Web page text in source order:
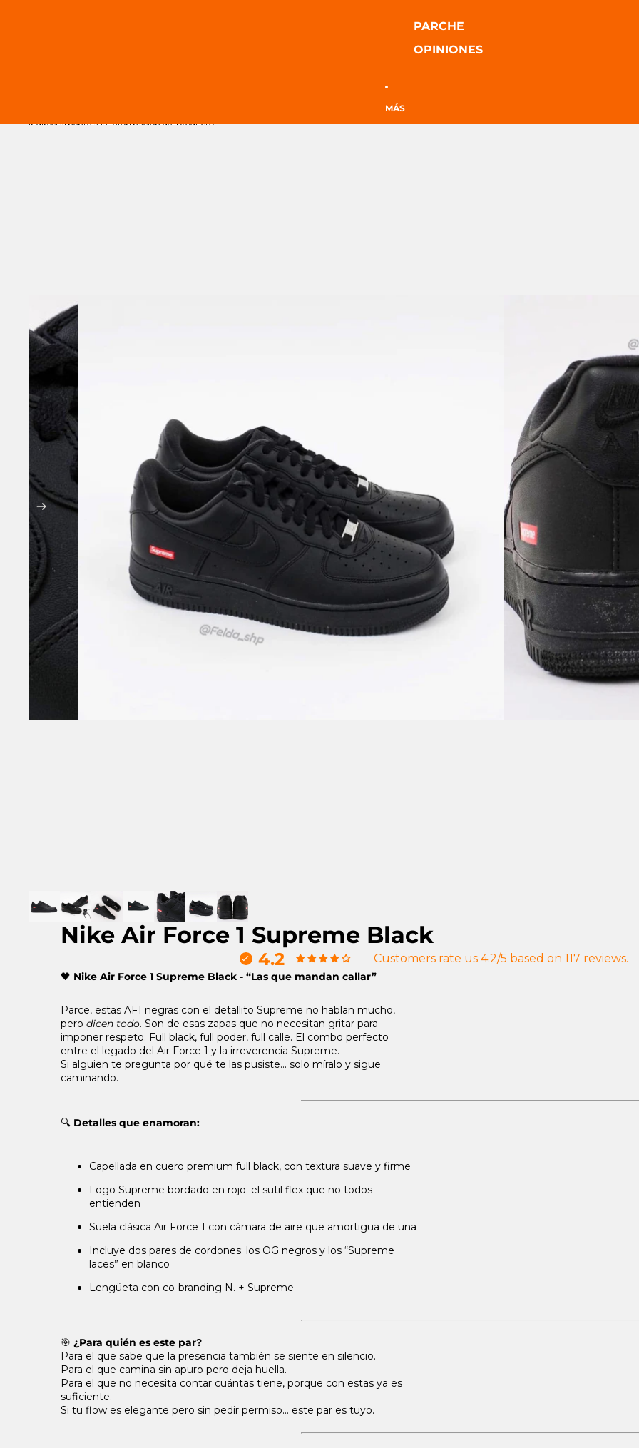
PARCHE
OPINIONES
MÁS
Ir directamente a la información del producto
Nike Air Force 1 Supreme Black
4.2 Customers rate us 4.2/5 based on 117 reviews.
🖤 Nike Air Force 1 Supreme Black - “Las que mandan callar”
Parce, estas AF1 negras con el detallito Supreme no hablan mucho,
pero dicen todo. Son de esas zapas que no necesitan gritar para
imponer respeto. Full black, full poder, full calle. El combo perfecto
entre el legado del Air Force 1 y la irreverencia Supreme.
Si alguien te pregunta por qué te las pusiste... solo míralo y sigue
caminando.
🔍 Detalles que enamoran:
Capellada en cuero premium full black, con textura suave y firme
Logo Supreme bordado en rojo: el sutil flex que no todos
entienden
Suela clásica Air Force 1 con cámara de aire que amortigua de una
Incluye dos pares de cordones: los OG negros y los “Supreme
laces” en blanco
Lengüeta con co-branding N. + Supreme
🎯 ¿Para quién es este par?
Para el que sabe que la presencia también se siente en silencio.
Para el que camina sin apuro pero deja huella.
Para el que no necesita contar cuántas tiene, porque con estas ya es
suficiente.
Si tu flow es elegante pero sin pedir permiso… este par es tuyo.